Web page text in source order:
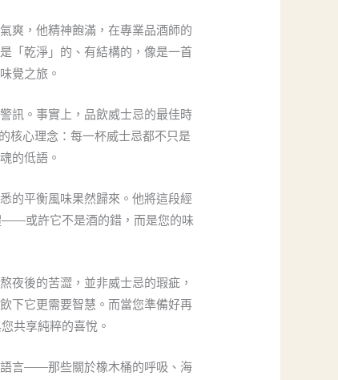
爽，他精神飽滿，在專業品酒師的
「乾淨」的、有結構的，像是一首
覺之旅。
訊。事實上，品飲威士忌的最佳時
心理念：每一杯威士忌都不只是
的低語。
的平衡風味果然歸來。他將這段經
——或許它不是酒的錯，而是您的味
夜後的苦澀，並非威士忌的瑕疵，
下它更需要智慧。而當您準備好再
共享純粹的喜悅。
語言——那些關於橡木桶的呼吸、海